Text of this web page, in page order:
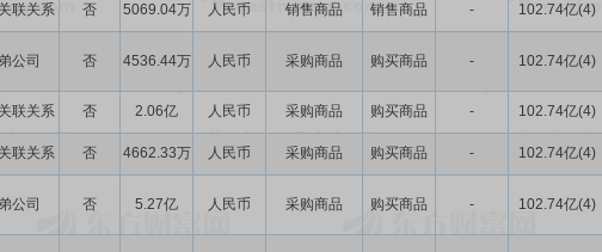
联关系 否 5069.04万 人民币 销售商品 销售商品 - 102.74亿(4)
公司 否 4536.44万 人民币 采购商品 购买商品 - 102.74亿(4)
联关系 否 2.06亿 人民币 采购商品 购买商品 - 102.74亿(4)
联关系 否 4662.33万 人民币 采购商品 购买商品 - 102.74亿(4)
公司 否 5.27亿 人民币 采购商品 购买商品 - 102.74亿(4)